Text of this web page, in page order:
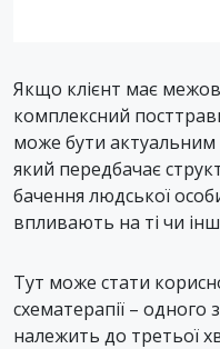
Якщо клієнт має
комплексний
може бути актуальним
який передбачає
бачення людської
впливають на ті чи
Тут може стати
схематерапії – одного
належить до третьої